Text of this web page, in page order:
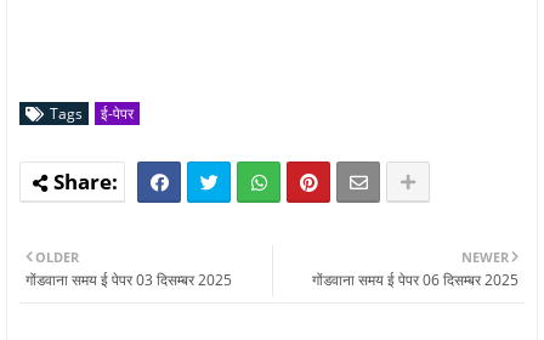
Tags ई-पेपर
NEWER
गोंडवाना समय ई पेपर 06 दिसम्बर 2025
OLDER
गोंडवाना समय ई पेपर 03 दिसम्बर 2025